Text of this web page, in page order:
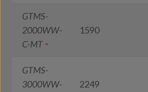
GTMS-
2000WW-
C-MT
1590
GTMS-
3000WW-
2249